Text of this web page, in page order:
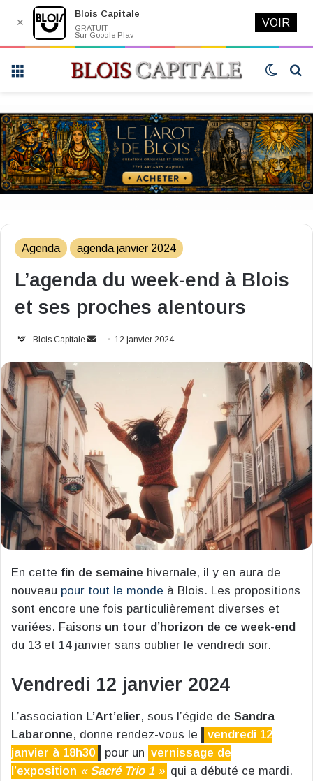
Switch
Agenda agenda janvier 2024
L’agenda du week-end à Blois
et ses proches alentours
Blois Capitale
Envoyer12 janvier 2024
En cette fin de semaine hivernale, il y en aura de
nouveau pour tout le monde à Blois. Les propositions
sont encore une fois particulièrement diverses et
variées. Faisons un tour d’horizon de ce week-end
du 13 et 14 janvier sans oublier le vendredi soir.
Vendredi 12 janvier 2024
L’association L’Art’elier, sous l’égide de Sandra
Labaronne, donne rendez-vous le
vendredi 12
janvier à 18h30
pour un vernissage de
l’exposition « Sacré Trio 1 » qui a débuté ce mardi.
✕
Blois Capitale
GRATUIT
Sur Google Play
VOIR